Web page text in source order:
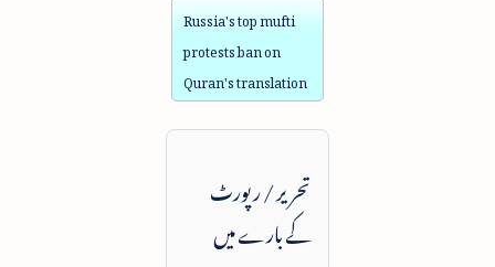
Russia's top mufti
protests ban on
Quran's translation
تحریر / رپورٹ
کے بارے میں